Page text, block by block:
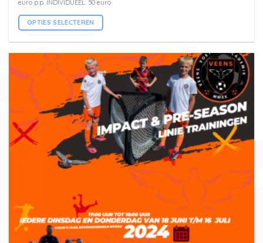
euro p.p. INDIVIDUEEL: 50 euro
OPTIES SELECTEREN
meerdere
variaties.
Deze
optie
kan
gekozen
worden